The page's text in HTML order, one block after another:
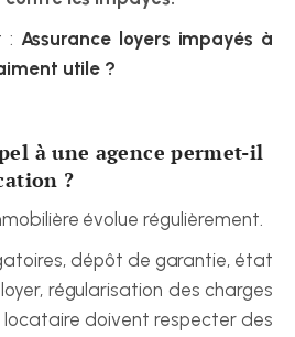
: Assurance loyers impayés à
utile ?
à une agence permet-il
?
évolue régulièrement.
dépôt de garantie, état
régularisation des charges
locataire doivent respecter des